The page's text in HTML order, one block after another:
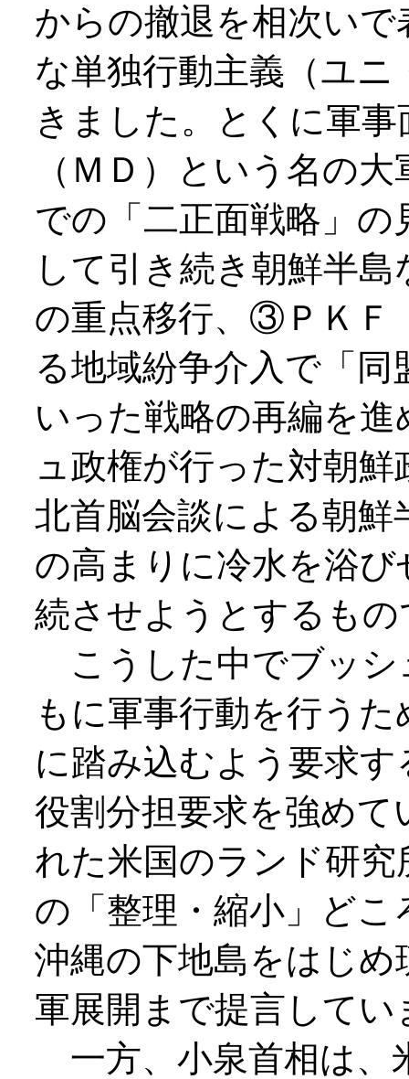
からの撤退を相次い
な単独行動主義（ユ
きました。とくに軍
（ＭＤ）という名の
での「二正面戦略」
して引き続き朝鮮半
の重点移行、③ＰＫＦ
る地域紛争介入で「
いった戦略の再編を
ュ政権が行った対朝
北首脳会談による朝鮮
の高まりに冷水を浴
続させようとするもの
こうした中でブッシ
もに軍事行動を行う
に踏み込むよう要求
役割分担要求を強め
れた米国のランド研
の「整理・縮小」ど
沖縄の下地島をはじ
軍展開まで提言してい
一方、小泉首相は、